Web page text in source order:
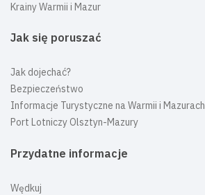
Krainy Warmii i Mazur
Jak się poruszać
Jak dojechać?
Bezpieczeństwo
Informacje Turystyczne na Warmii i Mazurach
Port Lotniczy Olsztyn-Mazury
Przydatne informacje
Wędkuj